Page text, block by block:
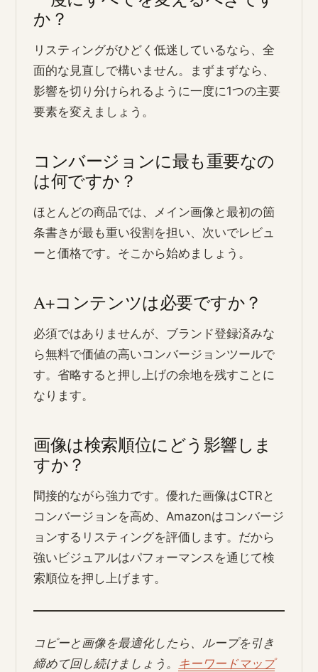
か？
リスティングがひどく低迷しているなら、全
面的な見直しで構いません。まずまずなら、
影響を切り分けられるように一度に1つの主要
要素を変えましょう。
コンバージョンに最も重要なの
は何ですか？
ほとんどの商品では、メイン画像と最初の箇
条書きが最も重い役割を担い、次いでレビュ
ーと価格です。そこから始めましょう。
A+コンテンツは必要ですか？
必須ではありませんが、ブランド登録済みな
ら無料で価値の高いコンバージョンツールで
す。省略すると押し上げの余地を残すことに
なります。
画像は検索順位にどう影響しま
すか？
間接的ながら強力です。優れた画像はCTRと
コンバージョンを高め、Amazonはコンバージ
ョンするリスティングを評価します。だから
強いビジュアルはパフォーマンスを通じて検
索順位を押し上げます。
コピーと画像を最適化したら、ループを引き
締めて回し続けましょう。 キーワードマップ